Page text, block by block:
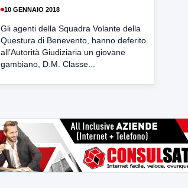
10 GENNAIO 2018
Gli agenti della Squadra Volante della
Questura di Benevento, hanno deferito
all’Autorità Giudiziaria un giovane
gambiano, D.M. Classe...